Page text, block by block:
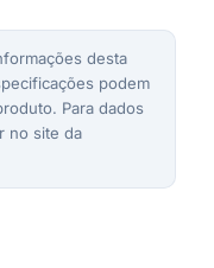
desta
podem
Para dados
no site da